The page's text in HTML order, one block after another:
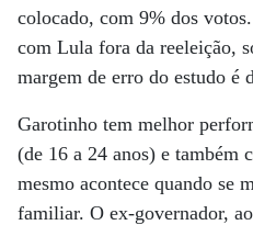
colocado, com 9% dos
com Lula fora da reeleição,
margem de erro do estudo é
Garotinho tem melhor
(de 16 a 24 anos) e também
mesmo acontece quando se
familiar. O ex-governador,